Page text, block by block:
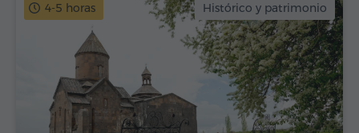
4-5 horas Histórico y patrimonio